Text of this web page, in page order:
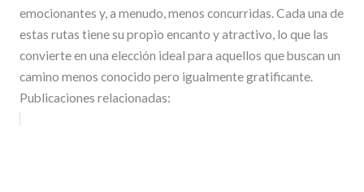
emocionantes y, a menudo, menos concurridas. Cada una de
estas rutas tiene su propio encanto y atractivo, lo que las
convierte en una elección ideal para aquellos que buscan un
camino menos conocido pero igualmente gratificante.
Publicaciones relacionadas: